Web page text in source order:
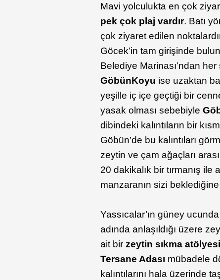
Mavi yolculukta en çok
pek çok plaj vardır. Batı
çok ziyaret edilen
Göcek’in tam girişinde
Belediye Marinası’ndan
GöbünKoyu ise uzaktan
yeşille iç içe geçtiği bir
yasak olması sebebiyle
dibindeki kalıntıların bir
Göbün’de bu kalıntıları
zeytin ve çam ağaçları
20 dakikalık bir tırmanış ile
manzaranın sizi beklediğine
Yassıcalar’ın güney
adında anlaşıldığı üzere
ait birzeytin sıkma atölyesi
Tersane Adası mübadele
kalıntılarını hala üzerinde